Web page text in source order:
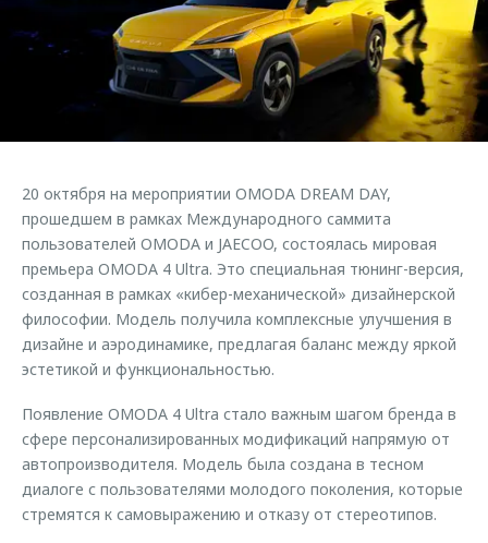
Кредитный калькулятор
Аксессуары
Запчасти
Трейд-ин
Калькулятор трейд-ин
Руководства по эксплуатации
Клиентская поддержка
O&J Автоклуб
Аксессуары
Одежда и сувениры
Оригинальные аксессуары
Запчасти
Правовая информация
Обратная связь
20 октября на мероприятии OMODA DREAM DAY,
прошедшем в рамках Международного саммита
пользователей OMODA и JAECOO, состоялась мировая
премьера OMODA 4 Ultra. Это специальная тюнинг-версия,
созданная в рамках «кибер-механической» дизайнерской
философии. Модель получила комплексные улучшения в
дизайне и аэродинамике, предлагая баланс между яркой
эстетикой и функциональностью.
Появление OMODA 4 Ultra стало важным шагом бренда в
сфере персонализированных модификаций напрямую от
автопроизводителя. Модель была создана в тесном
диалоге с пользователями молодого поколения, которые
стремятся к самовыражению и отказу от стереотипов.